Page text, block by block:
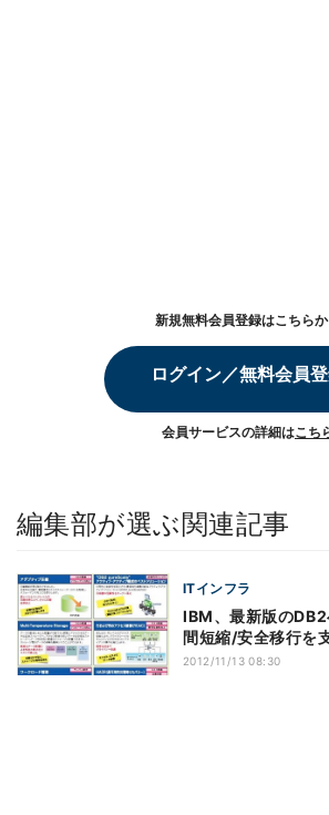
新規無料会員登録はこちら
ログイン／無料会員
会員サービスの詳細はこち
編集部が選ぶ関連記事
ITインフラ
IBM、最新版の
間短縮/安全移行を
2012/11/13 08:30